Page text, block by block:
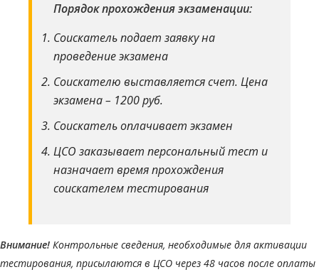
Порядок прохождения экзаменации:
Соискатель подает заявку на
проведение экзамена
Соискателю выставляется счет. Цена
экзамена – 1200 руб.
Соискатель оплачивает экзамен
ЦСО заказывает персональный тест и
назначает время прохождения
соискателем тестирования
Внимание! Контрольные сведения, необходимые для активации
тестирования, присылаются в ЦСО через 48 часов после оплаты